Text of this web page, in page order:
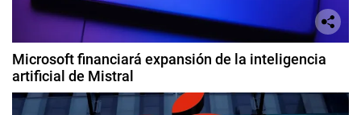
Microsoft financiará expansión de la inteligencia
artificial de Mistral